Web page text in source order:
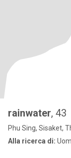
rainwater, 43
Phu Sing, Sisaket,
Alla ricerca di: